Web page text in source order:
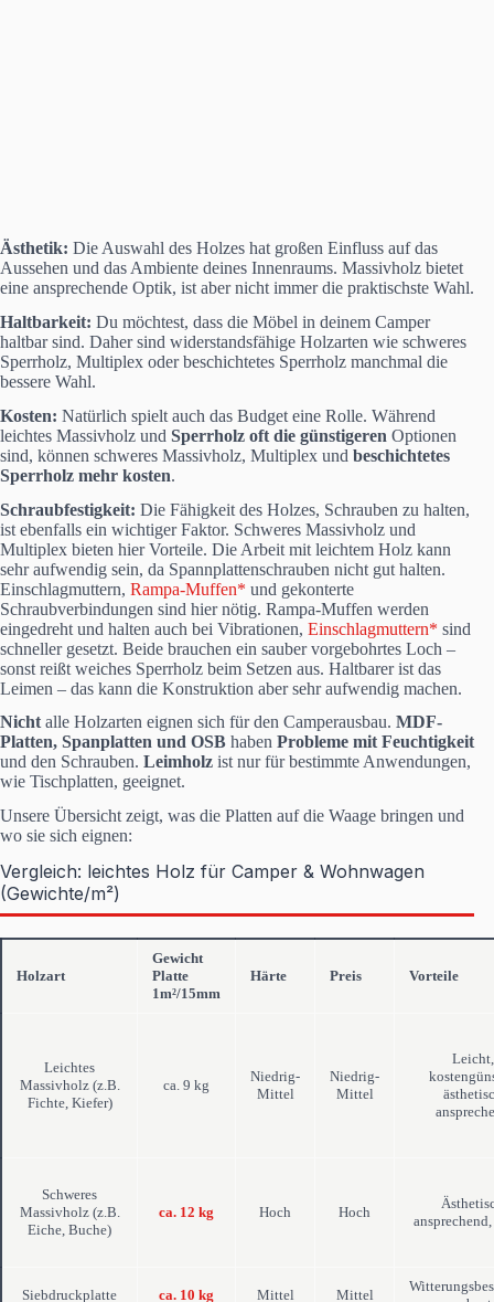
Ästhetik: Die Auswahl des Holzes hat großen Einfluss auf das
Aussehen und das Ambiente deines Innenraums. Massivholz bietet
eine ansprechende Optik, ist aber nicht immer die praktischste Wahl.
Haltbarkeit: Du möchtest, dass die Möbel in deinem Camper
haltbar sind. Daher sind widerstandsfähige Holzarten wie schweres
Sperrholz, Multiplex oder beschichtetes Sperrholz manchmal die
bessere Wahl.
Kosten: Natürlich spielt auch das Budget eine Rolle. Während
leichtes Massivholz und Sperrholz oft die günstigeren Optionen
sind, können schweres Massivholz, Multiplex und beschichtetes
Sperrholz mehr kosten.
Schraubfestigkeit: Die Fähigkeit des Holzes, Schrauben zu halten,
ist ebenfalls ein wichtiger Faktor. Schweres Massivholz und
Multiplex bieten hier Vorteile. Die Arbeit mit leichtem Holz kann
sehr aufwendig sein, da Spannplattenschrauben nicht gut halten.
Einschlagmuttern, Rampa-Muffen* und gekonterte
Schraubverbindungen sind hier nötig. Rampa-Muffen werden
eingedreht und halten auch bei Vibrationen, Einschlagmuttern* sind
schneller gesetzt. Beide brauchen ein sauber vorgebohrtes Loch –
sonst reißt weiches Sperrholz beim Setzen aus. Haltbarer ist das
Leimen – das kann die Konstruktion aber sehr aufwendig machen.
Nichtalle Holzarten eignen sich für den Camperausbau. MDF-
Platten, Spanplatten und OSB haben Probleme mit Feuchtigkeit
und den Schrauben. Leimholz ist nur für bestimmte Anwendungen,
wie Tischplatten, geeignet.
Unsere Übersicht zeigt, was die Platten auf die Waage bringen und
wo sie sich eignen:
Vergleich: leichtes Holz für Camper & Wohnwagen
(Gewichte/m²)
Holzart
Gewicht
Platte
1m²/15mm
Härte Preis Vorteile
Leichtes
Massivholz (z.B.
Fichte, Kiefer)
ca. 9 kg
Niedrig-
Mittel
Niedrig-
Mittel
Leicht,
Schweres
Massivholz (z.B.
Eiche, Buche)
ca. 12 kg Hoch Hoch
Siebdruckplatte ca. 10 kg Mittel Mittel